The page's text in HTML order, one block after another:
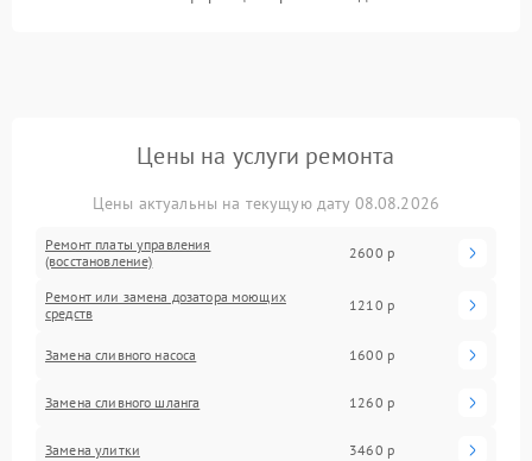
Цены на услуги ремонта
Цены актуальны на текущую дату 08.08.2026
Ремонт платы управления
(восстановление)
2600 р
Ремонт или замена дозатора моющих
средств
1210 р
Замена сливного насоса 1600 р
Замена сливного шланга 1260 р
Замена улитки 3460 р